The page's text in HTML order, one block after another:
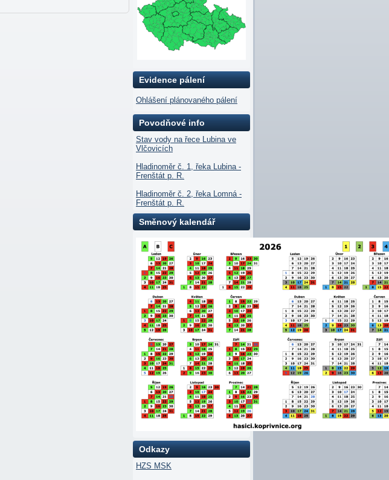
Evidence pálení
Ohlášení plánovaného pálení
Povodňové info
Stav vody na řece Lubina ve
Vlčovicích
Hladinoměr č. 1, řeka Lubina -
Frenštát p. R.
Hladinoměr č. 2, řeka Lomná -
Frenštát p. R.
Směnový kalendář
Odkazy
HZS MSK